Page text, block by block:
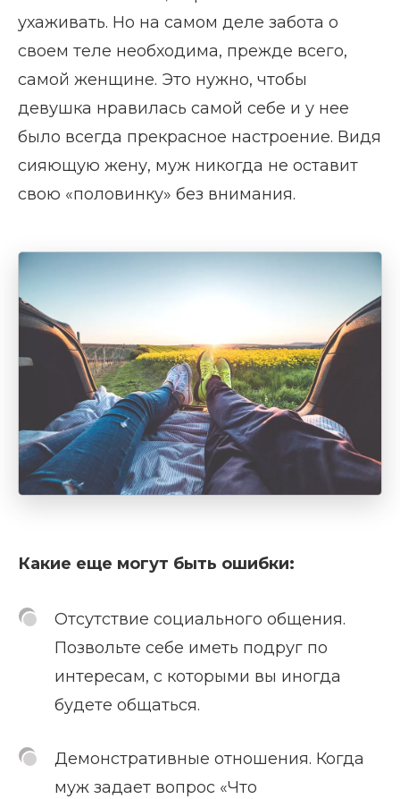
ухаживать. Но на самом деле забота о
своем теле необходима, прежде всего,
самой женщине. Это нужно, чтобы
девушка нравилась самой себе и у нее
было всегда прекрасное настроение. Видя
сияющую жену, муж никогда не оставит
свою «половинку» без внимания.
Какие еще могут быть ошибки:
Отсутствие социального общения.
Позвольте себе иметь подруг по
интересам, с которыми вы иногда
будете общаться.
Демонстративные отношения. Когда
муж задает вопрос «Что